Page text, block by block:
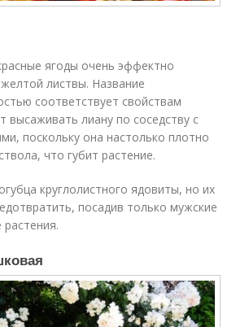
ягоды очень эффектно
листвы. Название
соответствует свойствам
высаживать лиану по соседству с
поскольку она настолько плотно
что губит растение.
круглолистного ядовиты, но их
посадив только мужские